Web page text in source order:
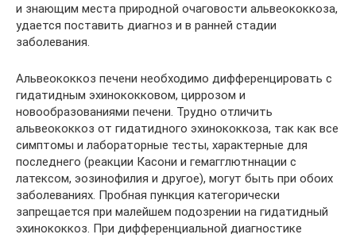
и знающим места природной очаговости альвеококкоза,
удается поставить диагноз и в ранней стадии
заболевания.
Альвеококкоз печени необходимо дифференцировать с
гидатидным эхинококковом, циррозом и
новообразованиями печени. Трудно отличить
альвеококкоз от гидатидного эхинококкоза, так как все
симптомы и лабораторные тесты, характерные для
последнего (реакции Касони и гемагглютннации с
латексом, эозинофилия и другое), могут быть при обоих
заболеваниях. Пробная пункция категорически
запрещается при малейшем подозрении на гидатидный
эхинококкоз. При дифференциальной диагностике